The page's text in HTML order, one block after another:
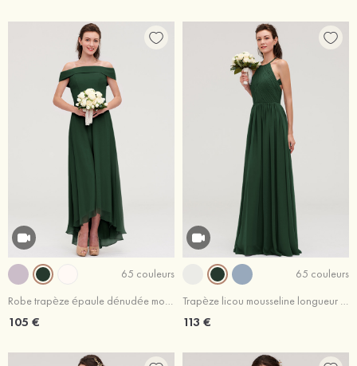
65 couleurs
Robe trapèze épaule dénudée mousseline asymétrique robe de demoiselle d'honneur
105 €
65 couleurs
Trapèze licou mousseline longueur ras du sol robe de demoiselle d'honneur gris acier
113 €